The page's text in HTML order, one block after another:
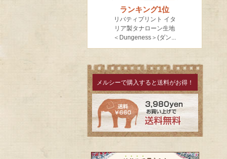
メルシーで購入すると送料がお得！